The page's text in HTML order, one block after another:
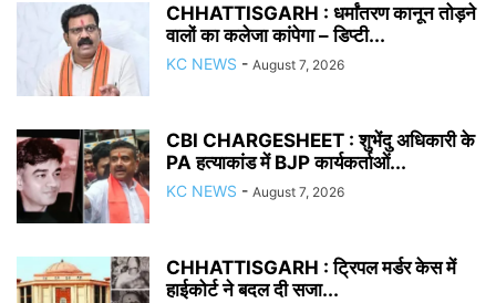
CHHATTISGARH : धर्मांतरण कानून तोड़ने
वालों का कलेजा कांपेगा – डिप्टी...
KC NEWS - August 7, 2026
CBI CHARGESHEET : शुभेंदु अधिकारी के
PA हत्याकांड में BJP कार्यकर्ताओं...
KC NEWS - August 7, 2026
CHHATTISGARH : ट्रिपल मर्डर केस में
हाईकोर्ट ने बदल दी सजा...